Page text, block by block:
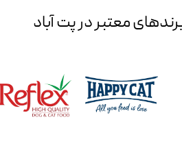
معتبر در پت آباد